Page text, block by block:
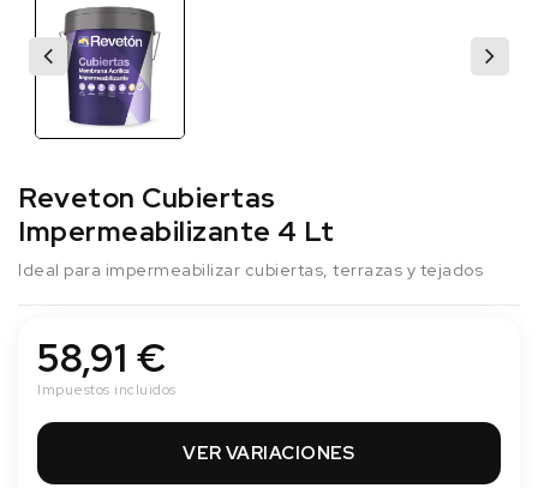
Reveton Cubiertas
Impermeabilizante 4 Lt
Ideal para impermeabilizar cubiertas, terrazas y tejados
58,91 €
Impuestos incluidos
VER VARIACIONES